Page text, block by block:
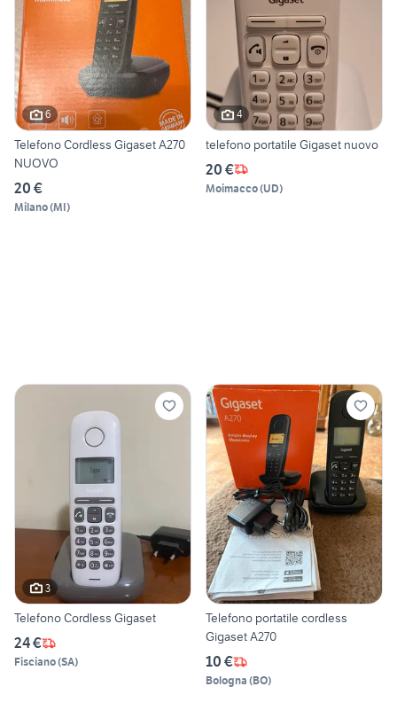
6
Telefono Cordless Gigaset A270
NUOVO
20 €
Milano(MI)
4
telefono portatile Gigaset nuovo
20 €
Moimacco(UD)
3
Telefono Cordless Gigaset
24 €
Fisciano(SA)
Telefono portatile cordless
Gigaset A270
10 €
Bologna (BO)